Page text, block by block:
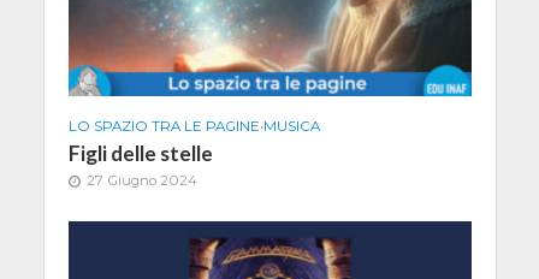
LO SPAZIO TRA LE PAGINE•MUSICA
Figli delle stelle
27 Giugno 2024